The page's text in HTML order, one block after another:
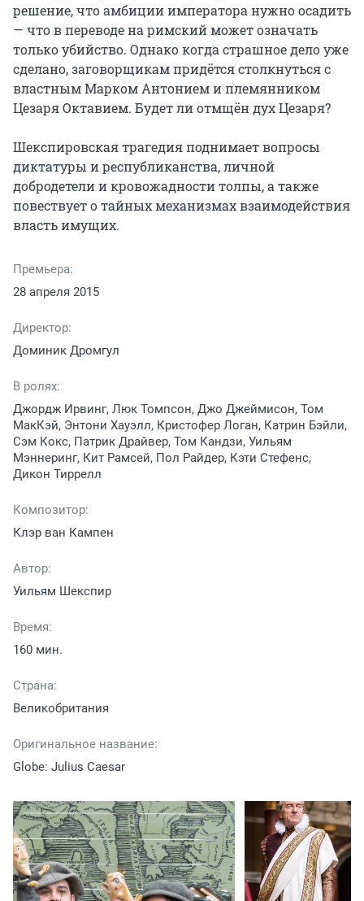
решение, что амбиции императора нужно осадить
— что в переводе на римский может означать
только убийство. Однако когда страшное дело уже
сделано, заговорщикам придётся столкнуться с
властным Марком Антонием и племянником
Цезаря Октавием. Будет ли отмщён дух Цезаря?
Шекспировская трагедия поднимает вопросы
диктатуры и республиканства, личной
добродетели и кровожадности толпы, а также
повествует о тайных механизмах взаимодействия
власть имущих.
Премьера:
28 апреля 2015
Директор:
Доминик Дромгул
В ролях:
Джордж Ирвинг, Люк Томпсон, Джо Джеймисон, Том
МакКэй, Энтони Хауэлл, Кристофер Логан, Катрин Бэйли,
Сэм Кокс, Патрик Драйвер, Том Кандзи, Уильям
Мэннеринг, Кит Рамсей, Пол Райдер, Кэти Стефенс,
Дикон Тиррелл
Композитор:
Клэр ван Кампен
Автор:
Уильям Шекспир
Время:
160 мин.
Страна:
Великобритания
Оригинальное название:
Globe: Julius Caesar